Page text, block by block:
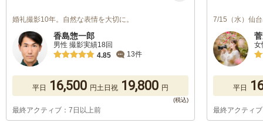
婚礼撮影10年。自然な表情を大切に。
香島惣一郎
男性 撮影実績18回
4.85
13件
平日 16,500 円土日祝 19,800 円
最終アクティブ：7日以上前
7/15（水）仙
女
平日
最終アクティ